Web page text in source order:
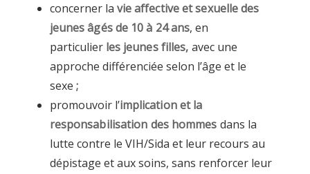
concerner la vie affective et sexuelle des
jeunes âgés de 10 à 24 ans, en
particulier les jeunes filles, avec une
approche différenciée selon l’âge et le
sexe ;
promouvoir l’implication et la
responsabilisation des hommes dans la
lutte contre le VIH/Sida et leur recours au
dépistage et aux soins, sans renforcer leur